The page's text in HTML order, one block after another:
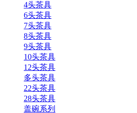
4头茶具
6头茶具
7头茶具
8头茶具
9头茶具
10头茶具
12头茶具
多头茶具
22头茶具
28头茶具
盖碗系列